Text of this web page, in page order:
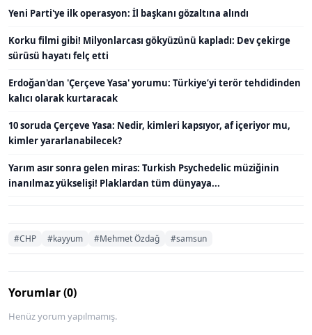
Yeni Parti'ye ilk operasyon: İl başkanı gözaltına alındı
Korku filmi gibi! Milyonlarcası gökyüzünü kapladı: Dev çekirge
sürüsü hayatı felç etti
Erdoğan'dan 'Çerçeve Yasa' yorumu: Türkiye’yi terör tehdidinden
kalıcı olarak kurtaracak
10 soruda Çerçeve Yasa: Nedir, kimleri kapsıyor, af içeriyor mu,
kimler yararlanabilecek?
Yarım asır sonra gelen miras: Turkish Psychedelic müziğinin
inanılmaz yükselişi! Plaklardan tüm dünyaya...
#CHP #kayyum #Mehmet Özdağ #samsun
Yorumlar (0)
Henüz yorum yapılmamış.